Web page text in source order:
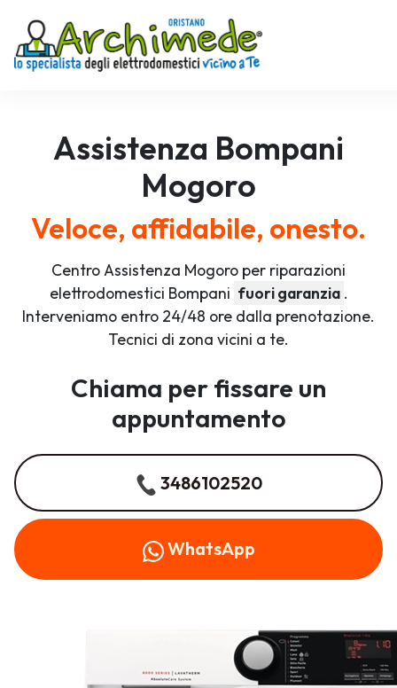
Assistenza Bompani
Mogoro
Veloce, affidabile, onesto.
Centro Assistenza Mogoro per riparazioni
elettrodomestici Bompani fuori garanzia .
Interveniamo entro 24/48 ore dalla prenotazione.
Tecnici di zona vicini a te.
Chiama per fissare un
appuntamento
3486102520
WhatsApp